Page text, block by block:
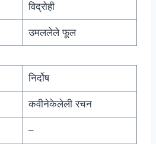
विद्रोही
उमललेले फूल
निर्दोष
कवीनेकेलेली रचन
–